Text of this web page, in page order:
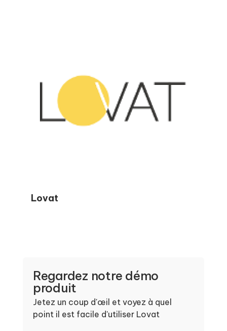
prendre des décisions financières plus
avisées tout au long de l’année
Lovat
Regardez notre démo
produit
Jetez un coup d'œil et voyez à quel
point il est facile d'utiliser Lovat